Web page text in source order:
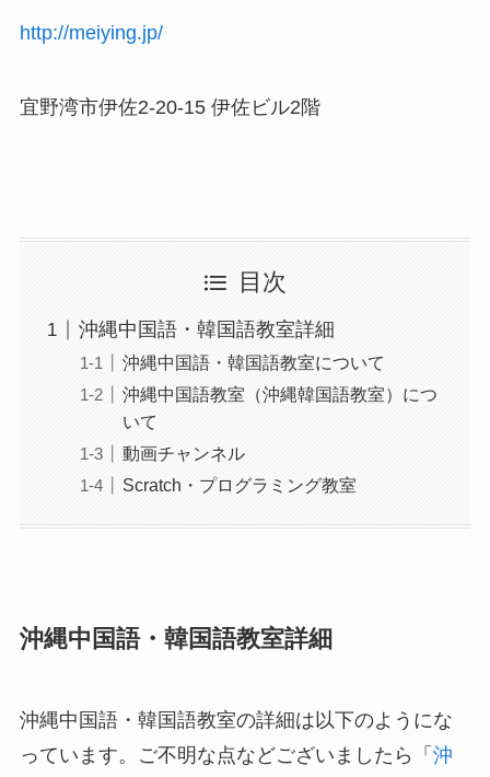
http://meiying.jp/
宜野湾市伊佐2-20-15 伊佐ビル2階
目次
沖縄中国語・韓国語教室詳細
沖縄中国語・韓国語教室について
沖縄中国語教室（沖縄韓国語教室）につ
いて
動画チャンネル
Scratch・プログラミング教室
沖縄中国語・韓国語教室詳細
沖縄中国語・韓国語教室の詳細は以下のようにな
っています。ご不明な点などございましたら「 沖